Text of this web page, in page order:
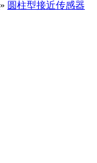
» 圆柱型接近传感器